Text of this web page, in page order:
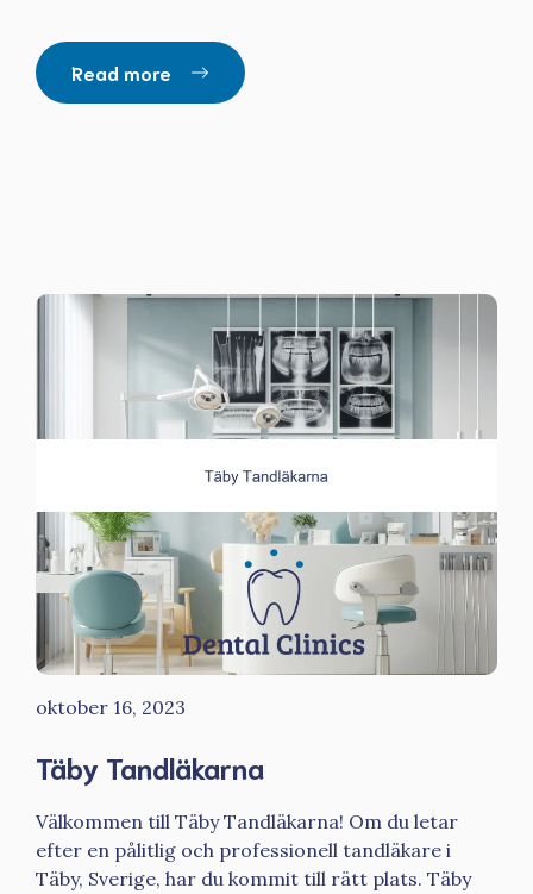
Read more
oktober 16, 2023
Täby Tandläkarna
Välkommen till Täby Tandläkarna! Om du letar
efter en pålitlig och professionell tandläkare i
Täby, Sverige, har du kommit till rätt plats. Täby